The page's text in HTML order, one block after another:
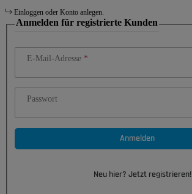
Einloggen oder Konto anlegen.
Anmelden für registrierte Kunden
E-Mail-Adresse
Passwort
Anmelden
Neu hier? Jetzt registrieren!